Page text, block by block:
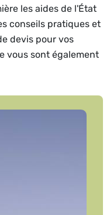
les aides de l'État
conseils pratiques et
devis pour vos
vous sont également